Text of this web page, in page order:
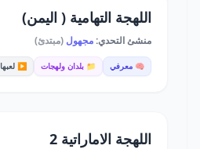
اللهجة التهامية ( اليمن)
منشئ التحدي:مجهول (مبتدئ)
🧠 معرفي 📁 بلدان ولهجات ▶️ لعبها 919
اللهجة الاماراتية 2